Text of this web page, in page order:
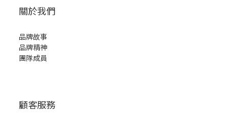
關於我們
品牌故事
品牌精神
團隊成員
顧客服務